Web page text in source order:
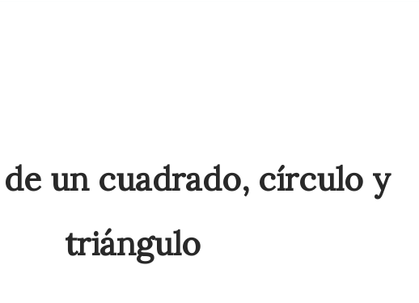
un cuadrado, círculo y
triángulo